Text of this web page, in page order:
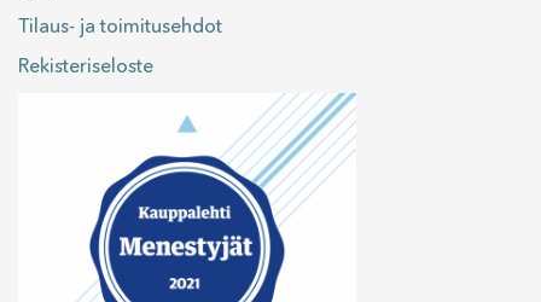
Tilaus- ja toimitusehdot
Rekisteriseloste